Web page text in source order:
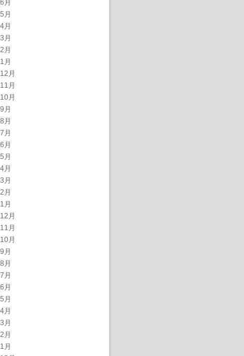
月
月
月
月
月
月
月
月
月
月
月
月
月
月
月
月
月
月
月
月
月
月
月
月
月
月
月
月
月
月